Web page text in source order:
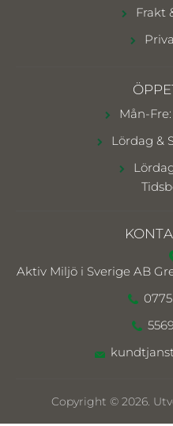
Frakt
Mån-
Lördag &
Aktiv Miljö i Sverige AB
Copyright © 2026.